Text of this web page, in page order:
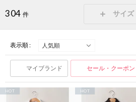
304 件 サイズ
表示順 :
マイブランド セール・クーポン
HOT HOT